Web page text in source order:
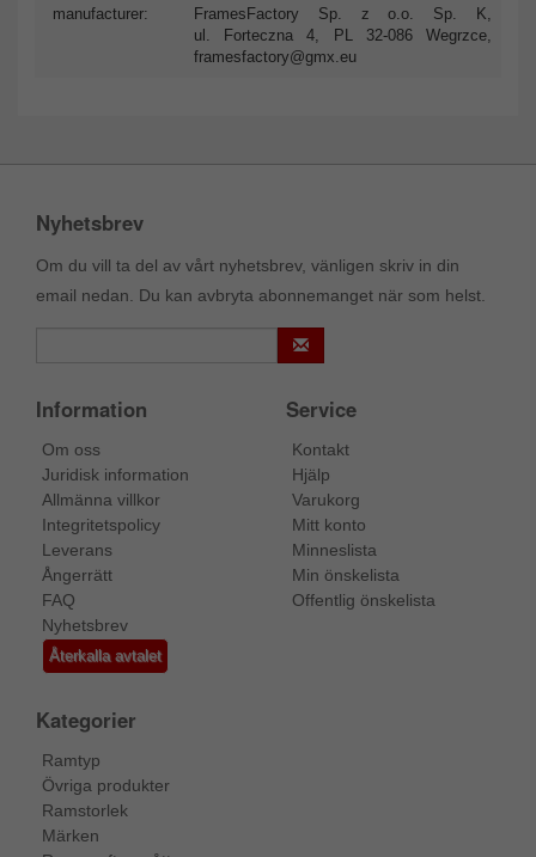
manufacturer:
FramesFactory Sp. z o.o. Sp. K,
ul. Forteczna 4, PL 32-086 Wegrzce,
framesfactory@gmx.eu
Nyhetsbrev
Om du vill ta del av vårt nyhetsbrev, vänligen skriv in din
email nedan. Du kan avbryta abonnemanget när som helst.
Information
Om oss
Juridisk information
Allmänna villkor
Integritetspolicy
Leverans
Ångerrätt
FAQ
Nyhetsbrev
Återkalla avtalet
Service
Kontakt
Hjälp
Varukorg
Mitt konto
Minneslista
Min önskelista
Offentlig önskelista
Kategorier
Ramtyp
Övriga produkter
Ramstorlek
Märken